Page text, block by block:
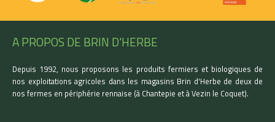
A PROPOS DE BRIN D'HERBE
Depuis 1992, nous proposons les produits fermiers et biologiques de
nos exploitations agricoles dans les magasins Brin d'Herbe de deux de
nos fermes en périphérie rennaise (à Chantepie et à Vezin le Coquet).